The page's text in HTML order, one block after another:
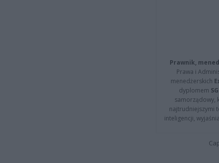
Prawnik,
Prawa i
menedżerskich
dyplomem
samorządowy,
najtrudniejszymi
inteligencji,